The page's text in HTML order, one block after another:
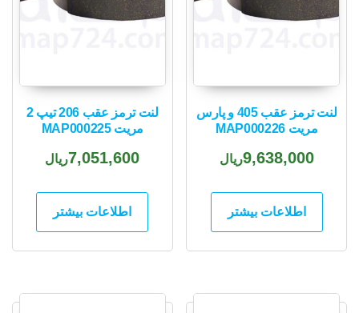
لنت ترمز عقب 405 و پارس
مریت MAP000226
9,638,000ریال
اطلاعات بیشتر
لنت ترمز عقب 206 تیپ 2
مریت MAP000225
7,051,600ریال
اطلاعات بیشتر